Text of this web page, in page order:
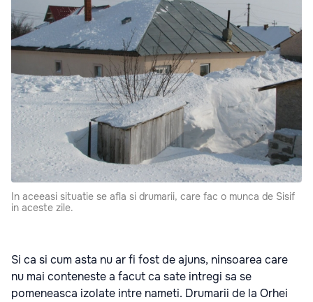
In aceeasi situatie se afla si drumarii, care fac o munca de Sisif
in aceste zile.
Si ca si cum asta nu ar fi fost de ajuns, ninsoarea care
nu mai conteneste a facut ca sate intregi sa se
pomeneasca izolate intre nameti. Drumarii de la Orhei